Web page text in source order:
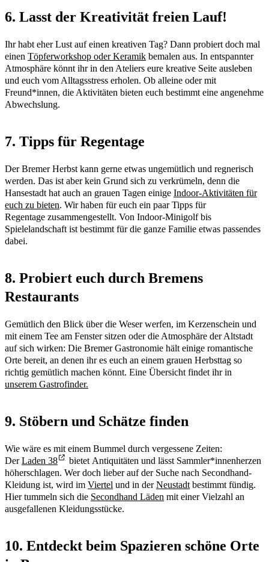
6. Lasst der Kreativität freien Lauf!
Ihr habt eher Lust auf einen kreativen Tag? Dann probiert doch mal
einen Töpferworkshop oder Keramik bemalen aus. In entspannter
Atmosphäre könnt ihr in den Ateliers eure kreative Seite ausleben
und euch vom Alltagsstress erholen. Ob alleine oder mit
Freund*innen, die Aktivitäten bieten euch bestimmt eine angenehme
Abwechslung.
7. Tipps für Regentage
Der Bremer Herbst kann gerne etwas ungemütlich und regnerisch
werden. Das ist aber kein Grund sich zu verkrümeln, denn die
Hansestadt hat auch an grauen Tagen einige Indoor-Aktivitäten für
euch zu bieten. Wir haben für euch ein paar Tipps für
Regentage zusammengestellt. Von Indoor-Minigolf bis
Spielelandschaft ist bestimmt für die ganze Familie etwas passendes
dabei.
8. Probiert euch durch Bremens
Restaurants
Gemütlich den Blick über die Weser werfen, im Kerzenschein und
mit einem Tee am Fenster sitzen oder die Atmosphäre der Altstadt
auf sich wirken: Die Bremer Gastronomie hält einige romantische
Orte bereit, an denen ihr es euch an einem grauen Herbsttag so
richtig gemütlich machen könnt. Eine Übersicht findet ihr in
unserem Gastrofinder.
9. Stöbern und Schätze finden
Wie wäre es mit einem Bummel durch vergessene Zeiten:
DerLaden 38
bietet Antiquitäten und lässt Sammler*innenherzen
höherschlagen. Wer doch lieber auf der Suche nach Secondhand-
Kleidung ist, wird im Viertel und in derNeustadt bestimmt fündig.
Hier tummeln sich die Secondhand Läden mit einer Vielzahl an
ausgefallenen Kleidungsstücke.
10. Entdeckt beim Spazieren schöne Orte